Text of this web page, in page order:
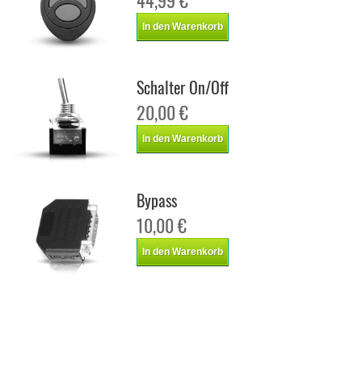
In den Warenkorb
Schalter On/Off
20,00 €
In den Warenkorb
Bypass
10,00 €
In den Warenkorb